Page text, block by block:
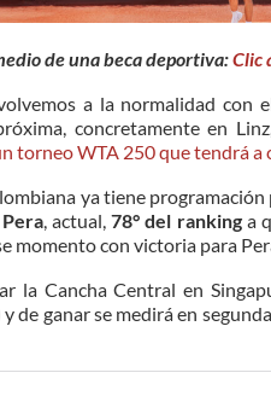
de una beca deportiva:Clic
a la normalidad con
concretamente en
torneo WTA 250 que tendrá a
ya tiene
, actual,78° del rankinga
momento con victoria para
la Cancha Central en
y de ganar se medirá en